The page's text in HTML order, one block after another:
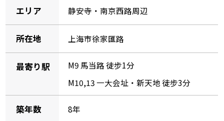
エリア 静安寺・南京西路周辺
所在地 上海市徐家匯路
最寄り駅
M9 馬当路 徒步1分
M10,13 一大会址・新天地 徒步3分
築年数 8年